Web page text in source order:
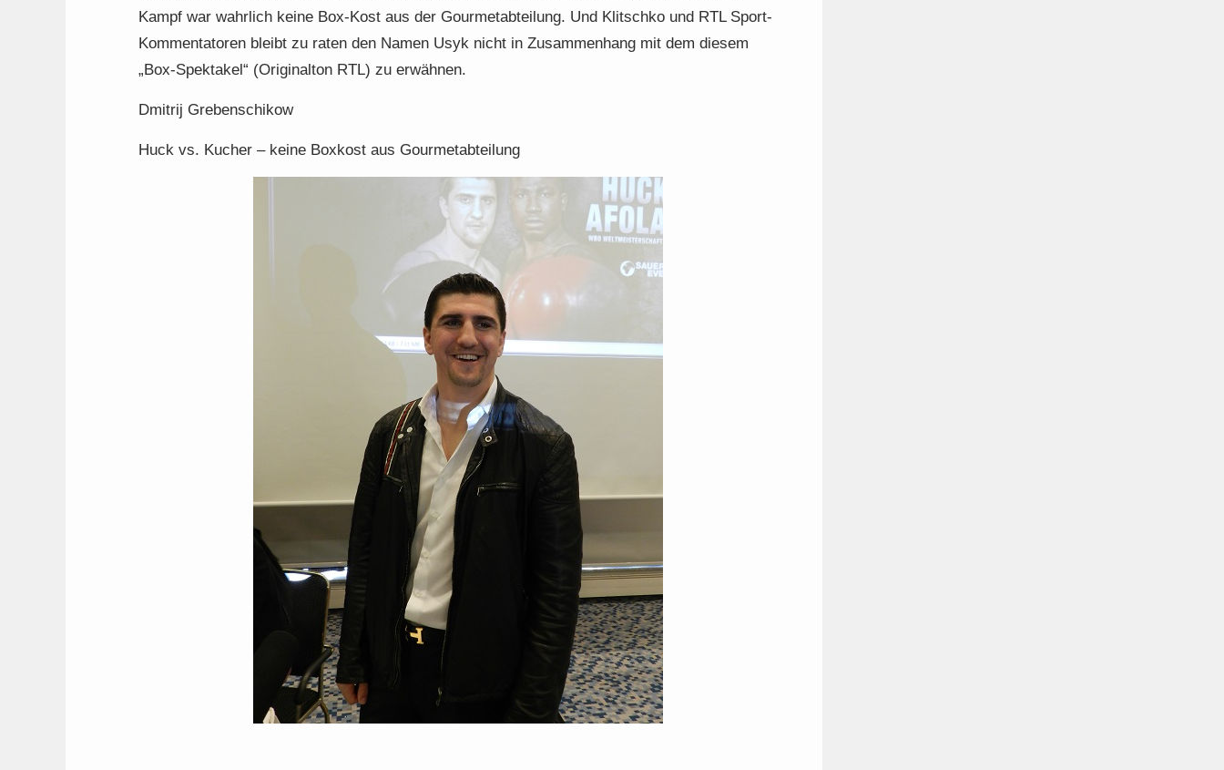
Kampf war wahrlich keine Box-Kost aus der Gourmetabteilung. Und Klitschko und RTL Sport-
Kommentatoren bleibt zu raten den Namen Usyk nicht in Zusammenhang mit dem diesem
„Box-Spektakel“ (Originalton RTL) zu erwähnen.
Dmitrij Grebenschikow
Huck vs. Kucher – keine Boxkost aus Gourmetabteilung